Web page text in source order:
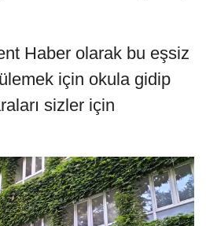
Haber olarak bu eşsiz
için okula gidip
sizler için